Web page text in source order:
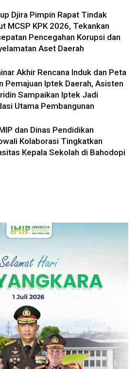
Djira Pimpin Rapat Tindak
MCSP KPK 2026, Tekankan
Pencegahan Korupsi dan
Aset Daerah
Akhir Rencana Induk dan Peta
Pemajuan Iptek Daerah, Asisten
Sampaikan Iptek Jadi
Utama Pembangunan
dan Dinas Pendidikan
Kolaborasi Tingkatkan
Kepala Sekolah di Bahodopi